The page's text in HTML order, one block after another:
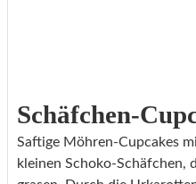
Schäfchen-
Saftige Möhren-Cupcakes
kleinen Schoko-Schäfchen,